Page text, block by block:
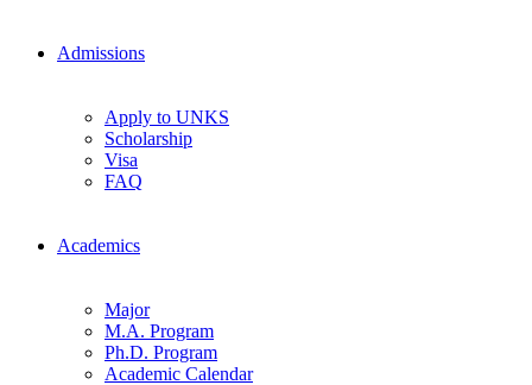
Admissions
Apply to UNKS
Scholarship
Visa
FAQ
Academics
Major
M.A. Program
Ph.D. Program
Academic Calendar